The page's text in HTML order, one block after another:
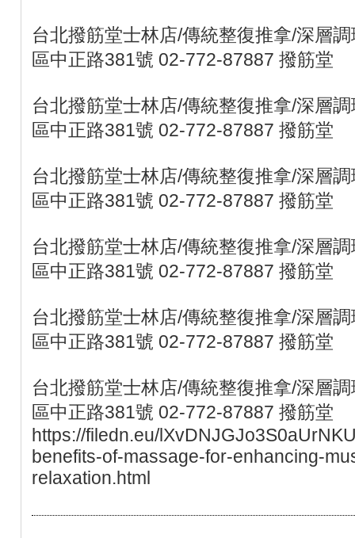
台北撥筋堂士林店/傳統整復推拿/深層
區中正路381號 02-772-87887 撥筋堂
台北撥筋堂士林店/傳統整復推拿/深層
區中正路381號 02-772-87887 撥筋堂
台北撥筋堂士林店/傳統整復推拿/深層
區中正路381號 02-772-87887 撥筋堂
台北撥筋堂士林店/傳統整復推拿/深層
區中正路381號 02-772-87887 撥筋堂
台北撥筋堂士林店/傳統整復推拿/深層
區中正路381號 02-772-87887 撥筋堂
台北撥筋堂士林店/傳統整復推拿/深層
區中正路381號 02-772-87887 撥筋堂
https://filedn.eu/
benefits-of-massage-for-enhancing-
relaxation.html